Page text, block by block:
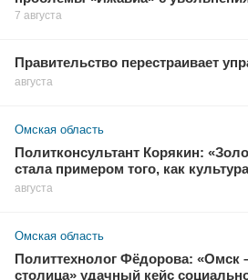
7 августа
Правительство перестраивает
августа
Омская область
Политконсультант Корякин:
стала примером того, как
августа
Омская область
Политтехнолог Фёдорова: «Омск
столица» удачный кейс